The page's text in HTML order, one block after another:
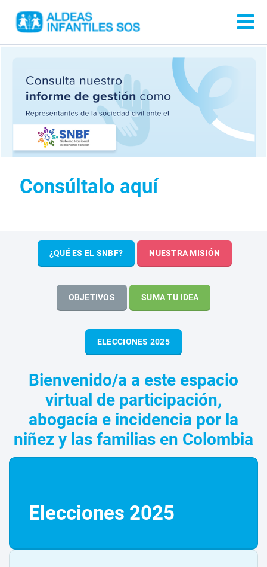
Consúltalo aquí
¿QUÉ ES EL SNBF? NUESTRA MISIÓN
OBJETIVOS SUMA TU IDEA
ELECCIONES 2025
Bienvenido/a a este espacio
virtual de participación,
abogacía e incidencia por la
niñez y las familias en Colombia
Elecciones 2025